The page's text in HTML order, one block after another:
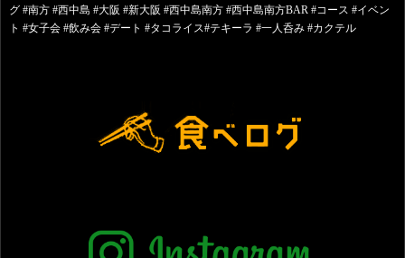
グ #南方 #西中島 #大阪 #新大阪 #西中島南方 #西中島南方BAR #コース #イベン
ト #女子会 #飲み会 #デート #タコライス#テキーラ #一人呑み #カクテル